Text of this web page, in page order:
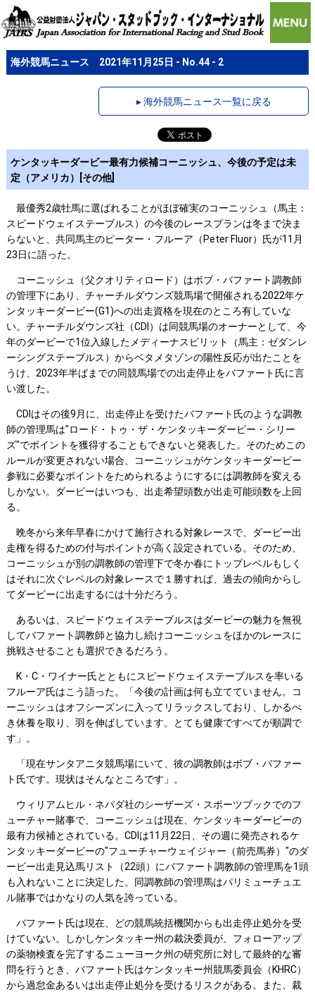
海外競馬ニュース 2021年11月25日 - No.44 - 2
▸ 海外競馬ニュース一覧に戻る
ケンタッキーダービー最有力候補コーニッシュ、今後の予定は未
定（アメリカ）[その他]
最優秀2歳牡馬に選ばれることがほぼ確実のコーニッシュ（馬主：
スピードウェイステーブルス）の今後のレースプランは冬まで決ま
らないと、共同馬主のピーター・フルーア（Peter Fluor）氏が11月
23日に語った。
コーニッシュ（父クオリティロード）はボブ・バファート調教師
の管理下にあり、チャーチルダウンズ競馬場で開催される2022年ケ
ンタッキーダービー(G1)への出走資格を現在のところ有していな
い。チャーチルダウンズ社（CDI）は同競馬場のオーナーとして、今
年のダービーで1位入線したメディーナスピリット（馬主：ゼダンレ
ーシングステーブルス）からベタメタゾンの陽性反応が出たことを
うけ、2023年半ばまでの同競馬場での出走停止をバファート氏に言
い渡した。
CDIはその後9月に、出走停止を受けたバファート氏のような調教
師の管理馬は"ロード・トゥ・ザ・ケンタッキーダービー・シリー
ズ"でポイントを獲得することもできないと発表した。そのためこの
ルールが変更されない場合、コーニッシュがケンタッキーダービー
参戦に必要なポイントをためられるようにするには調教師を変える
しかない。ダービーはいつも、出走希望頭数が出走可能頭数を上回
る。
晩冬から来年早春にかけて施行される対象レースで、ダービー出
走権を得るための付与ポイントが高く設定されている。そのため、
コーニッシュが別の調教師の管理下で冬か春にトップレベルもしく
はそれに次ぐレベルの対象レースで１勝すれば、過去の傾向からし
てダービーに出走するには十分だろう。
あるいは、スピードウェイステーブルスはダービーの魅力を無視
してバファート調教師と協力し続けコーニッシュをほかのレースに
挑戦させることも選択できるだろう。
K・C・ワイナー氏とともにスピードウェイステーブルスを率いる
フルーア氏はこう語った。「今後の計画は何も立てていません。コ
ーニッシュはオフシーズンに入ってリラックスしており、しかるべ
き休養を取り、羽を伸ばしています。とても健康ですべてが順調で
す」。
「現在サンタアニタ競馬場にいて、彼の調教師はボブ・バファー
ト氏です。現状はそんなところです」。
ウィリアムヒル・ネバダ社のシーザーズ・スポーツブックでのフ
ューチャー賭事で、コーニッシュは現在、ケンタッキーダービーの
最有力候補とされている。CDIは11月22日、その週に発売されるケ
ンタッキーダービーの"フューチャーウェイジャー（前売馬券）"のダ
ービー出走見込馬リスト（22頭）にバファート調教師の管理馬を1頭
も入れないことに決定した。同調教師の管理馬はパリミューチュエ
ル賭事ではかなりの人気を誇っている。
バファート氏は現在、どの競馬統括機関からも出走停止処分を受
けていない。しかしケンタッキー州の裁決委員が、フォローアップ
の薬物検査を完了するニューヨーク州の研究所に対して最終的な審
問を行うとき、バファート氏はケンタッキー州競馬委員会（KHRC）
から過怠金あるいは出走停止処分を受けるリスクがある。また、裁